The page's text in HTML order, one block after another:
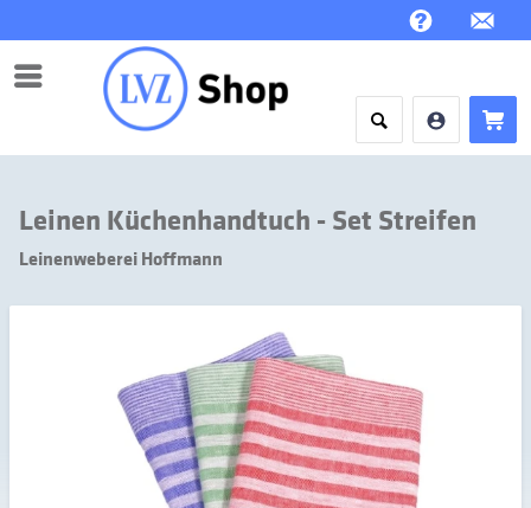
Menü
Leinen Küchenhandtuch - Set Streifen
Leinenweberei Hoffmann